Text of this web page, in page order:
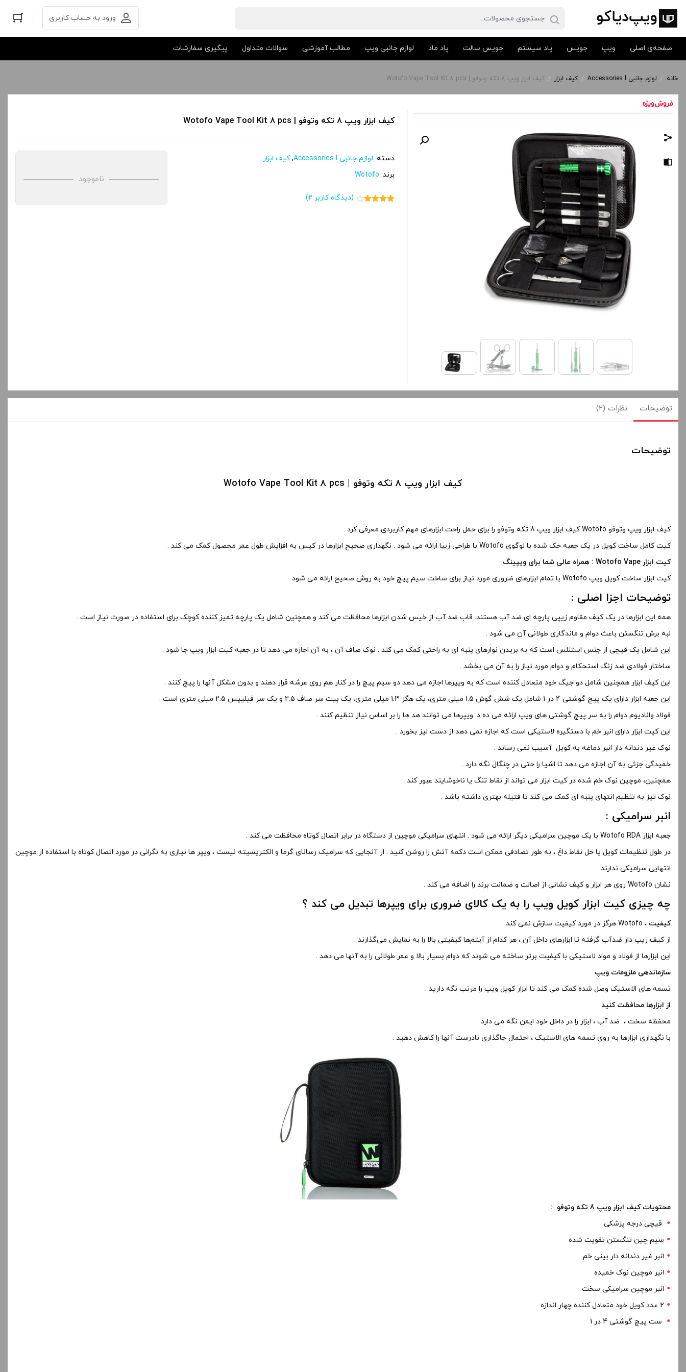
ورود به حساب کاربری
صفحه‌ی اصلی ویپ جویس پاد سیستم جویس سالت پاد ماد لوازم جانبی ویپ مطالب آموزشی سوالات متداول پیگیری سفارشات
خانه / لوازم جانبی Accessories l / کیف ابزار / کیف ابزار ویپ 8 تکه وتوفو | Wotofo Vape Tool Kit 8 pcs
کیف ابزار ویپ 8 تکه وتوفو | Wotofo Vape Tool Kit 8 pcs
دسته: لوازم جانبی Accessories l ,کیف ابزار
برند: Wotofo
(دیدگاه کاربر 2
)
ناموجود
توضیحات نظرات (2)
توضیحات
کیف ابزار ویپ 8 تکه وتوفو | Wotofo Vape Tool Kit 8 pcs
کیف ابزار ویپ وتوفو Wotofo کیف ابزار ویپ 8 تکه وتوفو را برای حمل راحت ابزارهای مهم کاربردی معرفی کرد .
کیت کامل ساخت کویل در یک جعبه حک شده با لوگوی Wotofo با طراحی زیبا ارائه می شود . نگهداری صحیح ابزارها در کیس به افزایش طول عمر محصول کمک می کند .
کیت ابزار Wotofo Vape : همراه عالی شما برای ویپینگ
کیت ابزار ساخت کویل ویپ Wotofo با تمام ابزارهای ضروری مورد نیاز برای ساخت سیم پیچ خود به روش صحیح ارائه می شود .
توضیحات اجزا اصلی :
همه این ابزارها در یک کیف مقاوم زیپی پارچه ای ضد آب هستند. قاب ضد آب از خیس شدن ابزارها محافظت می کند و همچنین شامل یک پارچه تمیز کننده کوچک برای استفاده در صورت نیاز است .
لبه برش تنگستن باعث دوام و ماندگاری طولانی آن می شود .
این شامل یک قیچی از جنس استنلس است که به بریدن نوارهای پنبه ای به راحتی کمک می کند . نوک صاف آن ، به آن اجازه می دهد تا در جعبه کیت ابزار ویپ جا شود .
ساختار فولادی ضد زنگ استحکام و دوام مورد نیاز را به آن می بخشد .
این کیف ابزار همچنین شامل دو جیگ خود متعادل کننده است که به ویپرها اجازه می دهد دو سیم پیچ را در کنار هم روی عرشه قرار دهند و بدون مشکل آنها را پیچ کنند .
این جعبه ابزار دارای یک پیچ گوشتی 4 در 1 شامل یک شش گوش 1.5 میلی متری، یک هگز 1.3 میلی متری، یک بیت سر صاف 2.5 و یک سر فیلیپس 2.5 میلی متری است .
فولاد وانادیوم دوام را به سر پیچ گوشتی های ویپ ارائه می ده د. ویپرها می توانند هد ها را بر اساس نیاز تنظیم کنند .
این کیت ابزار دارای انبر خم با دستگیره لاستیکی است که اجازه نمی دهد از دست لیز بخورد .
نوک غیر دندانه دار انبر دماغه به کویل آسیب نمی رساند .
خمیدگی جزئی به آن اجازه می دهد تا اشیا را حتی در چنگال نگه دارد .
همچنین، موچین نوک خم شده در کیت ابزار می تواند از نقاط تنگ یا ناخوشایند عبور کند .
نوک تیز به تنظیم انتهای پنبه ای کمک می کند تا فتیله بهتری داشته باشد .
انبر سرامیکی :
جعبه ابزار Wotofo RDA با یک موچین سرامیکی دیگر ارائه می شود . انتهای سرامیکی موچین از دستگاه در برابر اتصال کوتاه محافظت می کند .
در طول تنظیمات کویل یا حل نقاط داغ ، به طور تصادفی ممکن است دکمه آتش را روشن کنید . از آنجایی که سرامیک رسانای گرما و الکتریسیته نیست ، ویپر ها نیازی به نگرانی در مورد اتصال کوتاه با استفاده از موچین
انتهایی سرامیکی ندارند .
نشان Wotofo روی هر ابزار و کیف نشانی از اصالت و ضمانت برند را اضافه می کند .
چه چیزی کیت ابزار کویل ویپ را به یک کالای ضروری برای ویپرها تبدیل می کند ؟
کیفیت ، Wotofo هرگز در مورد کیفیت سازش نمی کند .
از کیف زیپ دار ضدآب گرفته تا ابزارهای داخل آن ، هر کدام از آیتم‌ها کیفیتی بالا را به نمایش می‌گذارند .
این ابزارها از فولاد و مواد لاستیکی با کیفیت برتر ساخته می شوند که دوام بسیار بالا و عمر طولانی را به آنها می دهد .
سازماندهی ملزومات ویپ
تسمه های الاستیک وصل شده کمک می کند تا ابزار کویل ویپ را مرتب نگه دارید .
از ابزارها محافظت کنید
محفظه سخت ، ضد آب ، ابزار را در داخل خود ایمن نگه می دارد .
با نگهداری ابزارها به روی تسمه های الاستیک ، احتمال جاگذاری نادرست آنها را کاهش دهید .
محتویات کیف ابزار ویپ 8 تکه وتوفو :
قیچی درجه پزشکی
سیم چین تنگستن تقویت شده
انبر غیر دندانه دار بینی خم
انبر موچین نوک خمیده
انبر موچین سرامیکی سخت
2 عدد کویل خود متعادل کننده چهار اندازه
ست پیچ گوشتی 4 در 1